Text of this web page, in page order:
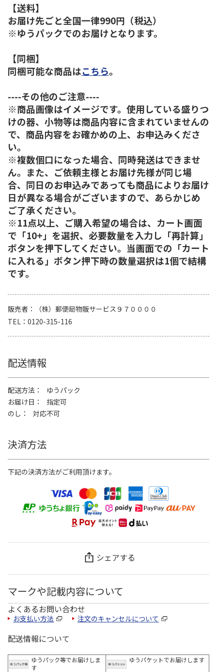
【送料】
お届け先ごと全国一律990円（税込）
※ゆうパックでのお届けとなります。
【同梱】
同梱可能な商品はこちら。
----その他のご注意----
※商品画像はイメージです。使用している盛りつ
けの器、小物等は商品内容に含まれていませんの
で、商品内容をお確かめの上、お申込みくださ
い。
※複数個口になった場合、同時発送はできませ
ん。また、ご依頼主様とお届け先様が同じ場
合、同日のお申込みであっても商品によりお届け
日が異なる場合がございますので、あらかじめ
ご了承ください。
※11点以上、ご購入希望の場合は、カート画面
で「10+」を選択、必要数量を入力し「再計算」
ボタンを押下してください。当画面での「カート
に入れる」ボタン押下時の数量選択は1個で結構
です。
販売者
（株）郵便局物販サービス９７００００
TEL
0120-315-116
配送情報
配送方法
ゆうパック
お届け日
指定可
のし
対応不可
決済方法
下記の決済方法がご利用頂けます。
シェアする
マークや記載内容について
よくあるお問い合わせ
お支払い方法 注文のキャンセルについて
配送情報について
ゆうパック等でお届けしま
す
ゆうパケットでお届けします